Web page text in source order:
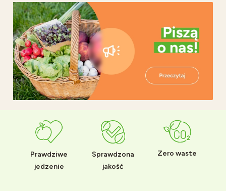
Prawdziwe
jedzenie
Sprawdzona
jakość
Zero waste